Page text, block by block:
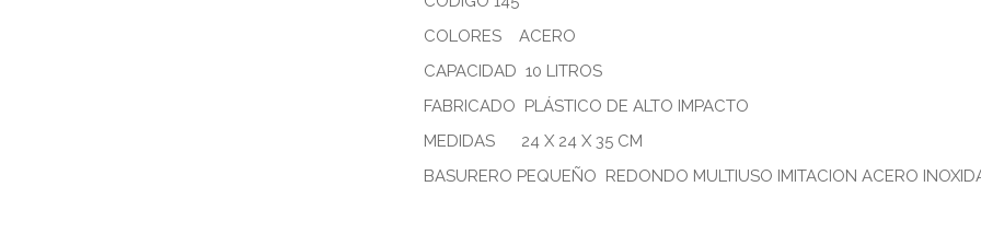
COLORES ACERO
CAPACIDAD 10 LITROS
FABRICADO PLÁSTICO DE ALTO IMPACTO
MEDIDAS 24 X 24 X 35 CM
BASURERO PEQUEÑO REDONDO MULTIUSO IMITACION ACERO